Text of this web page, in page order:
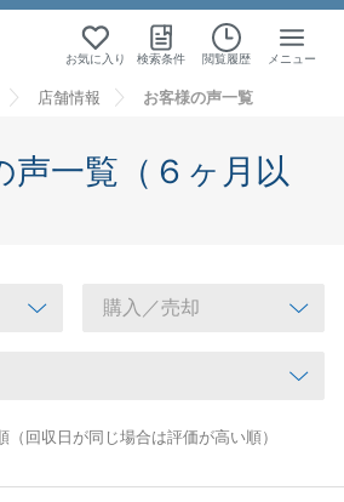
お気に入り 検索条件 閲覧履歴 メニュー
店舗情報 お客様の声一覧
声一覧（６ヶ月以
回収日が同じ場合は評価が高い順）